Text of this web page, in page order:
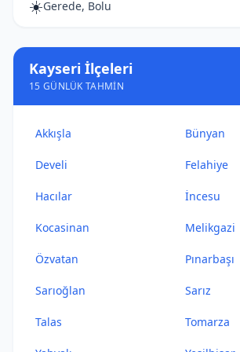
☀️Gerede, Bolu
Kayseri İlçeleri
15 GÜNLÜK TAHMIN
Akkışla Bünyan
Develi Felahiye
Hacılar İncesu
Kocasinan Melikgazi
Özvatan Pınarbaşı
Sarıoğlan Sarız
Talas Tomarza